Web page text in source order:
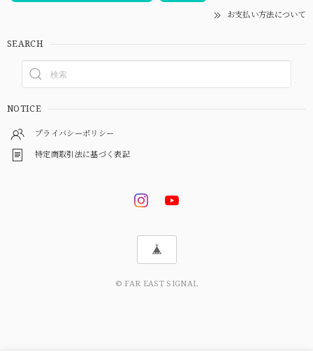
お支払い方法について
SEARCH
NOTICE
プライバシーポリシー
特定商取引法に基づく表記
© FAR EAST SIGNAL